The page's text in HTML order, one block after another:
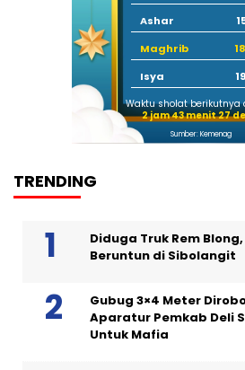
Ashar
Maghrib
Isya
Waktu sholat berikutnya
2 jam 43 menit 27
Sumber: Kemenag
TRENDING
Diduga Truk Rem
Beruntun di Sibolangit
Gubug 3×4 Meter
Aparatur Pemkab Deli
Untuk Mafia